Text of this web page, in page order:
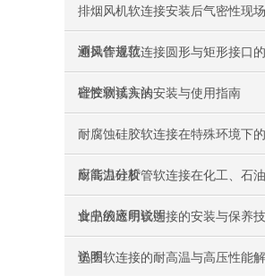
排烟风机软连接安装后气密性现
测操作规范
通风管道软连接圆形与矩形接口
密性测试方法
硅胶软接头的安装与使用指南
耐腐蚀硅胶软连接在特殊环境下
应能力分析
耐高温硅胶管软连接在化工、石
业中的应用说明
食品级透明软连接的安装与保养
说明
垫圈软连接的耐高温与高压性能